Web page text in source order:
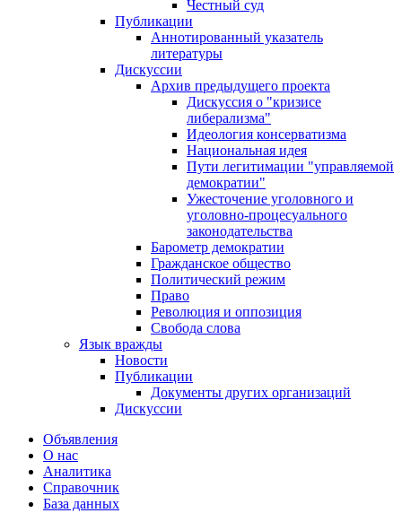
Честный суд
Публикации
Аннотированный указатель
литературы
Дискуссии
Архив предыдущего проекта
Дискуссия о "кризисе
либерализма"
Идеология консерватизма
Национальная идея
Пути легитимации "управляемой
демократии"
Ужесточение уголовного и
уголовно-процесуального
законодательства
Барометр демократии
Гражданское общество
Политический режим
Право
Революция и оппозиция
Свобода слова
Язык вражды
Новости
Публикации
Документы других организаций
Дискуссии
Объявления
О нас
Аналитика
Справочник
База данных